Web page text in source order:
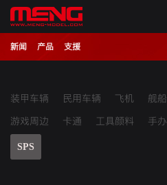
新闻 产品 支援
装甲车辆 民用车辆 飞机 舰船
SPS
游戏周边 卡通 工具颜料 手办